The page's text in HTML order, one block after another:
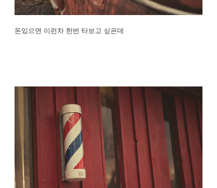
돈있으면 이런차 한번 타보고 싶은데